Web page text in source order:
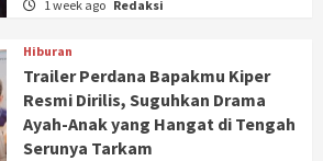
1 week ago Redaksi
Hiburan
Trailer Perdana Bapakmu Kiper
Resmi Dirilis, Suguhkan Drama
Ayah-Anak yang Hangat di Tengah
Serunya Tarkam